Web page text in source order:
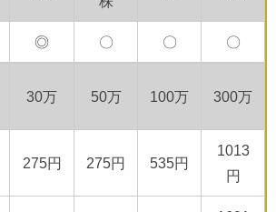
◎ 〇 〇 〇
30万 50万 100万 300万
275円 275円 535円
1013
円